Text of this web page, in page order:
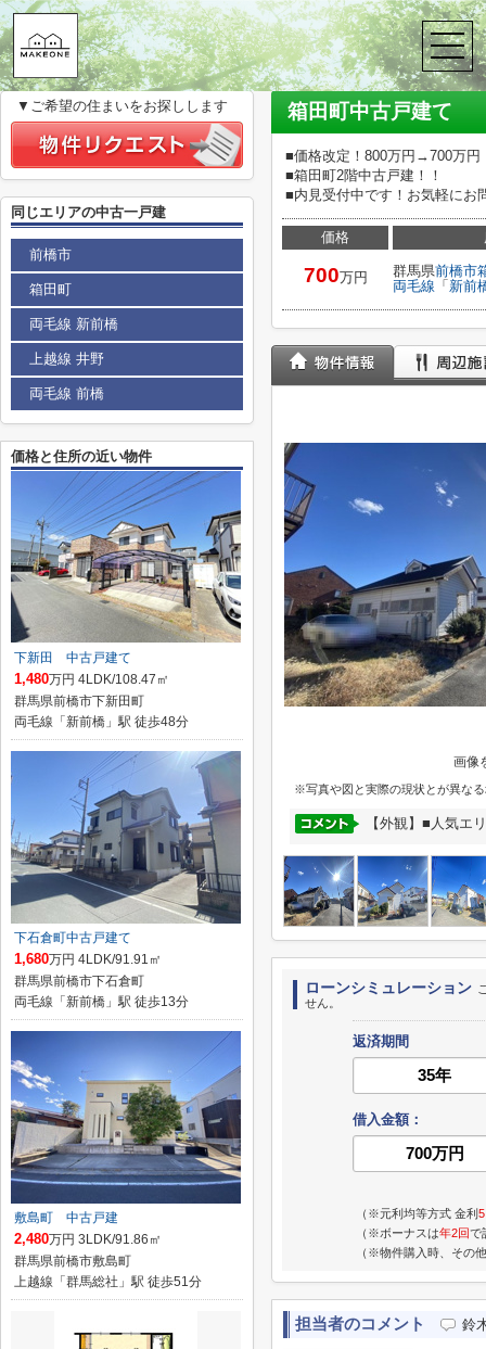
株式会社メイクワン > (戸建(売買))路線・駅から探す > JR両毛線 > 新
箱田町中古戸建て
箱田町中古戸建て
■価格改定！800万円→700万円
■箱田町2階中古戸建！！
■内見受付中です！お気軽にお
価格
700万円 群馬県前橋市
両毛線 「 新前
画像
※写真や図と実際の現状とが異な
【外観】■人気エ
ローンシミュレーション
せん。
返済期間
借入金額：
（※元利均等方式 金利
（※ボーナスは年2回で
（※物件購入時、その
担当者のコメント 鈴
▼ご希望の住まいをお探しします
同じエリアの中古一戸建
前橋市
箱田町
両毛線 新前橋
上越線 井野
両毛線 前橋
価格と住所の近い物件
下新田 中古戸建て
1,480万円 4LDK/108.47㎡
群馬県前橋市下新田町
両毛線「新前橋」駅 徒歩48分
下石倉町中古戸建て
1,680万円 4LDK/91.91㎡
群馬県前橋市下石倉町
両毛線「新前橋」駅 徒歩13分
敷島町 中古戸建
2,480万円 3LDK/91.86㎡
群馬県前橋市敷島町
上越線「群馬総社」駅 徒歩51分